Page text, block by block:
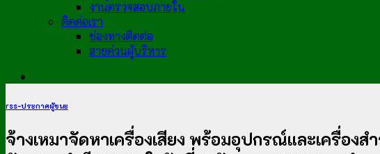
งานตรวจสอบภายใน
ติดต่อเรา
ช่องทางติดต่อ
สายด่วนผู้บริหาร
rss-ประกาศผู้ชนะ
จ้างเหมาจัดหาเครื่องเสียง พร้อมอุปกรณ์และเครื่อ